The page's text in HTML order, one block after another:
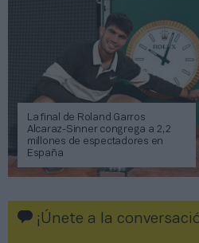
La final de Roland Garros
Alcaraz-Sinner congrega a 2,2
millones de espectadores en
España
¡Únete a la